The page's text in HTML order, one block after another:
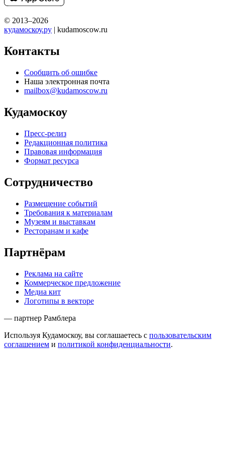
© 2013–2026
кудамоскоу.ру | kudamoscow.ru
Контакты
Сообщить об ошибке
Наша электронная почта
mailbox@kudamoscow.ru
Кудамоскоу
Пресс-релиз
Редакционная политика
Правовая информация
Формат ресурса
Сотрудничество
Размещение событий
Требования к материалам
Музеям и выставкам
Ресторанам и кафе
Партнёрам
Реклама на сайте
Коммерческое предложение
Медиа кит
Логотипы в векторе
— партнер Рамблера
Используя Кудамоскоу, вы соглашаетесь с пользовательским
соглашением и политикой конфиденциальности.